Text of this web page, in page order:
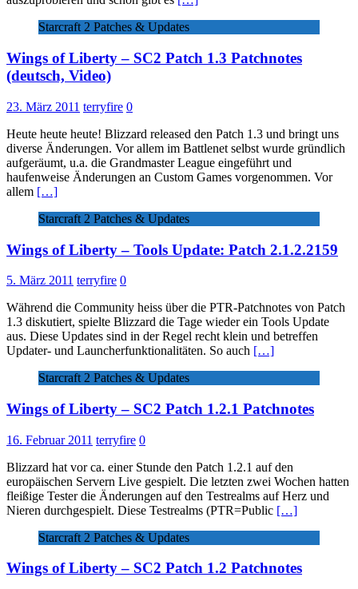
Starcraft 2 Patches & Updates
Wings of Liberty – SC2 Patch 1.3 Patchnotes
(deutsch, Video)
23. März 2011 terryfire 0
Heute heute heute! Blizzard released den Patch 1.3 und bringt uns
diverse Änderungen. Vor allem im Battlenet selbst wurde gründlich
aufgeräumt, u.a. die Grandmaster League eingeführt und
haufenweise Änderungen an Custom Games vorgenommen. Vor
allem […]
Starcraft 2 Patches & Updates
Wings of Liberty – Tools Update: Patch 2.1.2.2159
5. März 2011 terryfire 0
Während die Community heiss über die PTR-Patchnotes von Patch
1.3 diskutiert, spielte Blizzard die Tage wieder ein Tools Update
aus. Diese Updates sind in der Regel recht klein und betreffen
Updater- und Launcherfunktionalitäten. So auch […]
Starcraft 2 Patches & Updates
Wings of Liberty – SC2 Patch 1.2.1 Patchnotes
16. Februar 2011 terryfire 0
Blizzard hat vor ca. einer Stunde den Patch 1.2.1 auf den
europäischen Servern Live gespielt. Die letzten zwei Wochen hatten
fleißige Tester die Änderungen auf den Testrealms auf Herz und
Nieren durchgespielt. Diese Testrealms (PTR=Public […]
Starcraft 2 Patches & Updates
Wings of Liberty – SC2 Patch 1.2 Patchnotes